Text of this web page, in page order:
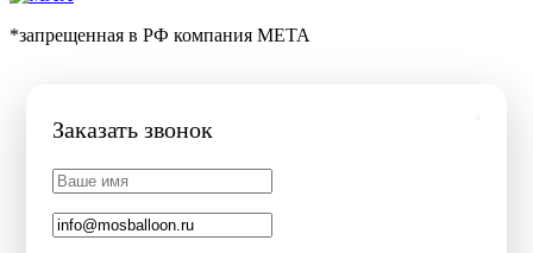
*запрещенная в РФ компания МЕТА
Заказать звонок